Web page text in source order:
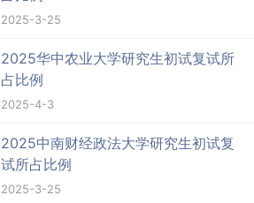
2025-3-25
2025华中农业大学研究生初试复试所
占比例
2025-4-3
2025中南财经政法大学研究生初试复
试所占比例
2025-3-25